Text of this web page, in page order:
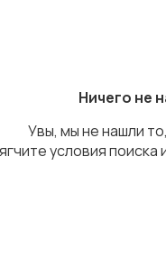
Ничего не
Увы, мы не нашли
условия поиска